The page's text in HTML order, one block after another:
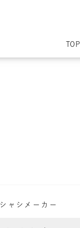
TOP
シャシメーカー